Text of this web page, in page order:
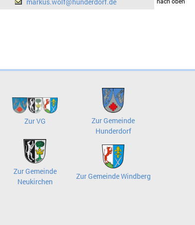
Zur VG
Zur Gemeinde
Hunderdorf
Zur Gemeinde
Neukirchen
Zur Gemeinde Windberg